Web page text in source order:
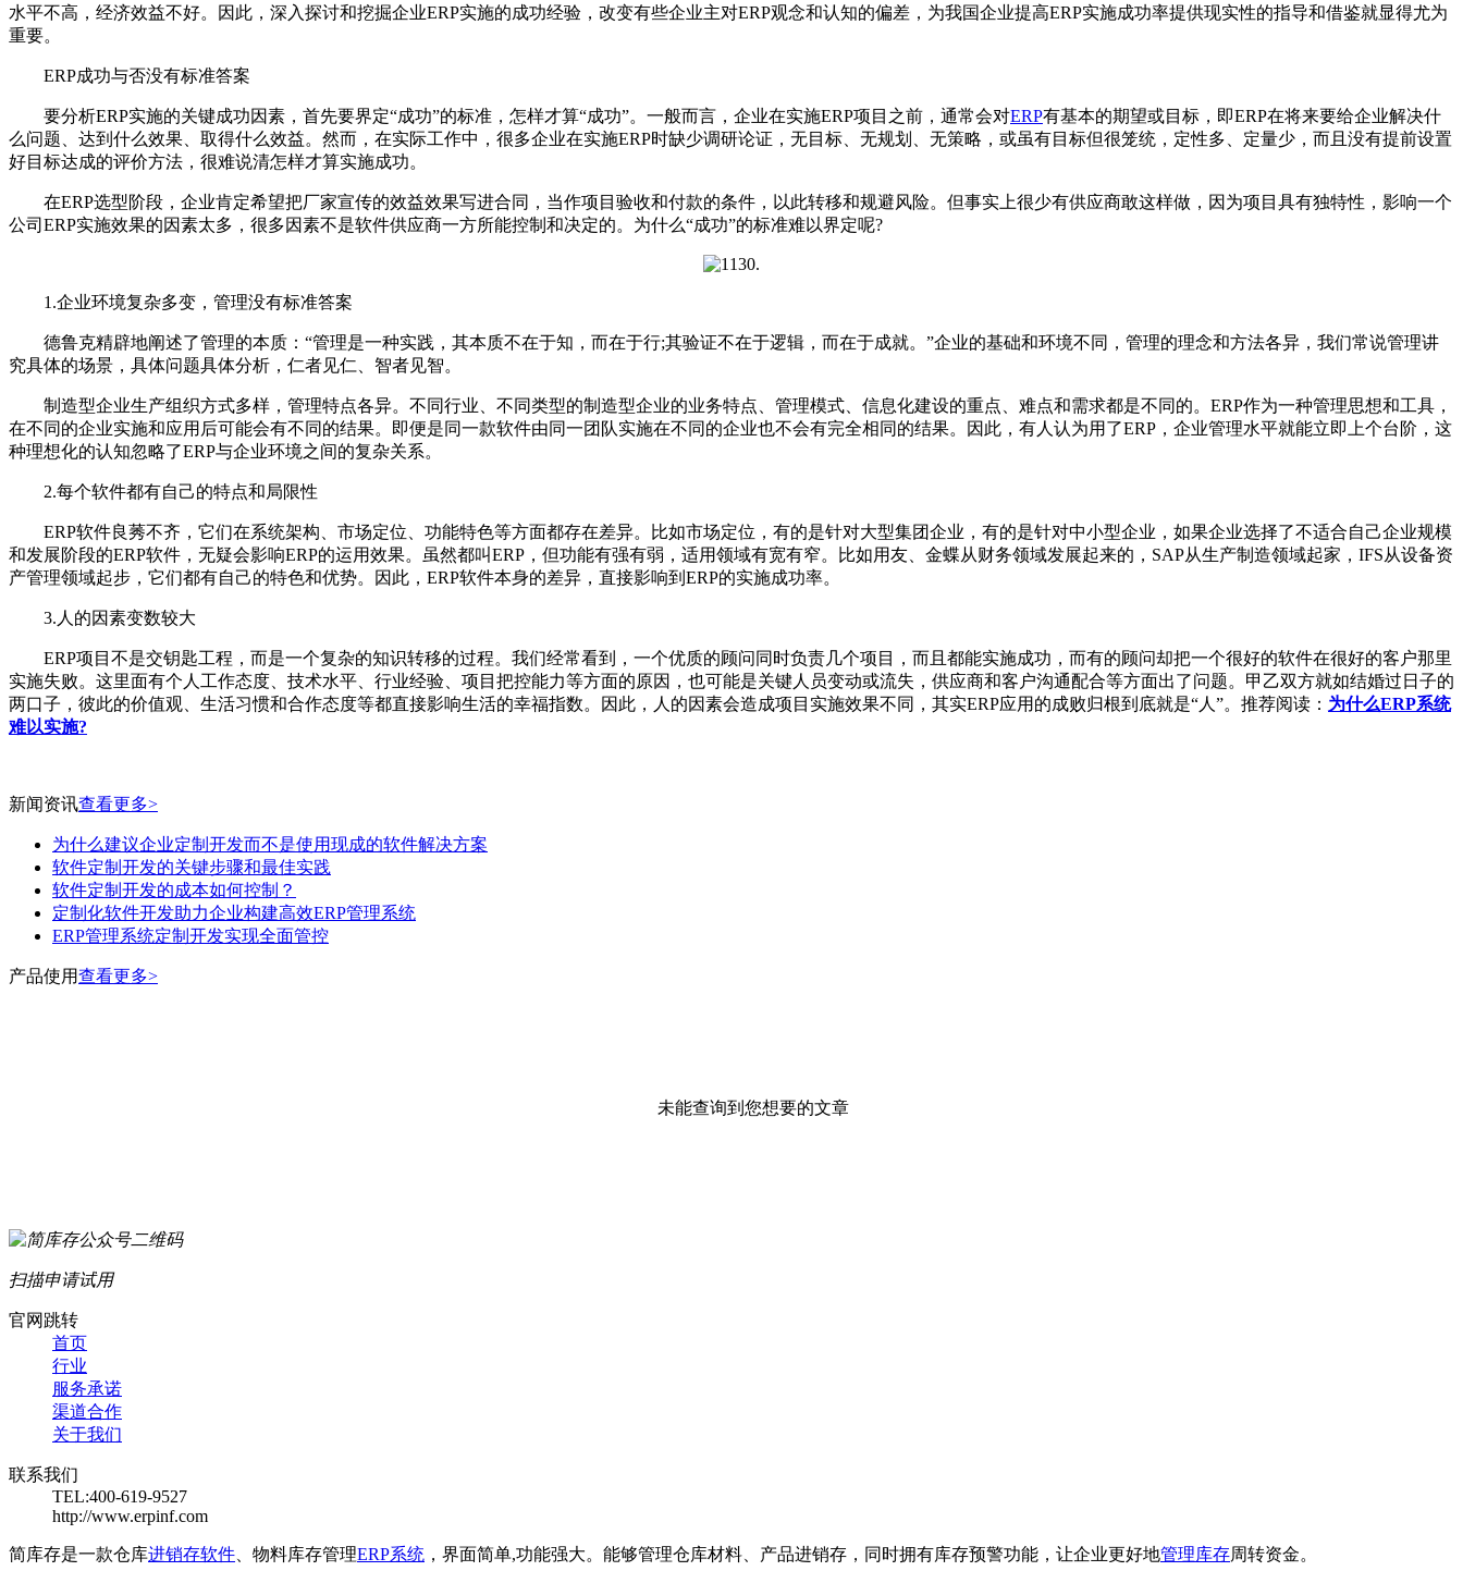
水平不高，经济效益不好。因此，深入探讨和挖掘企业ERP实施的成功经验，改变有些企业主对ERP观念和认知的偏差，为我国企业提高ERP实施成功率提供现实性的指导和借鉴就显得尤为
重要。
ERP成功与否没有标准答案
要分析ERP实施的关键成功因素，首先要界定“成功”的标准，怎样才算“成功”。一般而言，企业在实施ERP项目之前，通常会对ERP有基本的期望或目标，即ERP在将来要给企业解决什
么问题、达到什么效果、取得什么效益。然而，在实际工作中，很多企业在实施ERP时缺少调研论证，无目标、无规划、无策略，或虽有目标但很笼统，定性多、定量少，而且没有提前设置
好目标达成的评价方法，很难说清怎样才算实施成功。
在ERP选型阶段，企业肯定希望把厂家宣传的效益效果写进合同，当作项目验收和付款的条件，以此转移和规避风险。但事实上很少有供应商敢这样做，因为项目具有独特性，影响一个
公司ERP实施效果的因素太多，很多因素不是软件供应商一方所能控制和决定的。为什么“成功”的标准难以界定呢?
1.企业环境复杂多变，管理没有标准答案
德鲁克精辟地阐述了管理的本质：“管理是一种实践，其本质不在于知，而在于行;其验证不在于逻辑，而在于成就。”企业的基础和环境不同，管理的理念和方法各异，我们常说管理讲
究具体的场景，具体问题具体分析，仁者见仁、智者见智。
制造型企业生产组织方式多样，管理特点各异。不同行业、不同类型的制造型企业的业务特点、管理模式、信息化建设的重点、难点和需求都是不同的。ERP作为一种管理思想和工具，
在不同的企业实施和应用后可能会有不同的结果。即便是同一款软件由同一团队实施在不同的企业也不会有完全相同的结果。因此，有人认为用了ERP，企业管理水平就能立即上个台阶，这
种理想化的认知忽略了ERP与企业环境之间的复杂关系。
2.每个软件都有自己的特点和局限性
ERP软件良莠不齐，它们在系统架构、市场定位、功能特色等方面都存在差异。比如市场定位，有的是针对大型集团企业，有的是针对中小型企业，如果企业选择了不适合自己企业规模
和发展阶段的ERP软件，无疑会影响ERP的运用效果。虽然都叫ERP，但功能有强有弱，适用领域有宽有窄。比如用友、金蝶从财务领域发展起来的，SAP从生产制造领域起家，IFS从设备资
产管理领域起步，它们都有自己的特色和优势。因此，ERP软件本身的差异，直接影响到ERP的实施成功率。
3.人的因素变数较大
ERP项目不是交钥匙工程，而是一个复杂的知识转移的过程。我们经常看到，一个优质的顾问同时负责几个项目，而且都能实施成功，而有的顾问却把一个很好的软件在很好的客户那里
实施失败。这里面有个人工作态度、技术水平、行业经验、项目把控能力等方面的原因，也可能是关键人员变动或流失，供应商和客户沟通配合等方面出了问题。甲乙双方就如结婚过日子的
两口子，彼此的价值观、生活习惯和合作态度等都直接影响生活的幸福指数。因此，人的因素会造成项目实施效果不同，其实ERP应用的成败归根到底就是“人”。推荐阅读： 为什么ERP系统
难以实施?
新闻资讯查看更多>
为什么建议企业定制开发而不是使用现成的软件解决方案
软件定制开发的关键步骤和最佳实践
软件定制开发的成本如何控制？
定制化软件开发助力企业构建高效ERP管理系统
ERP管理系统定制开发实现全面管控
产品使用查看更多>
未能查询到您想要的文章
扫描申请试用
官网跳转
首页
行业
服务承诺
渠道合作
关于我们
联系我们
TEL:400-619-9527
http://www.erpinf.com
简库存是一款仓库进销存软件 、物料库存管理ERP系统 ，界面简单,功能强大。能够管理仓库材料、产品进销存，同时拥有库存预警功能，让企业更好地管理库存周转资金。